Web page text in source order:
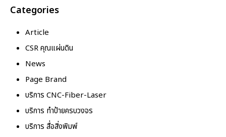
Categories
Article
CSR คุณแผ่นดิน
News
Page Brand
บริการ CNC-Fiber-Laser
บริการ ทำป้ายครบวงจร
บริการ สื่อสิ่งพิมพ์